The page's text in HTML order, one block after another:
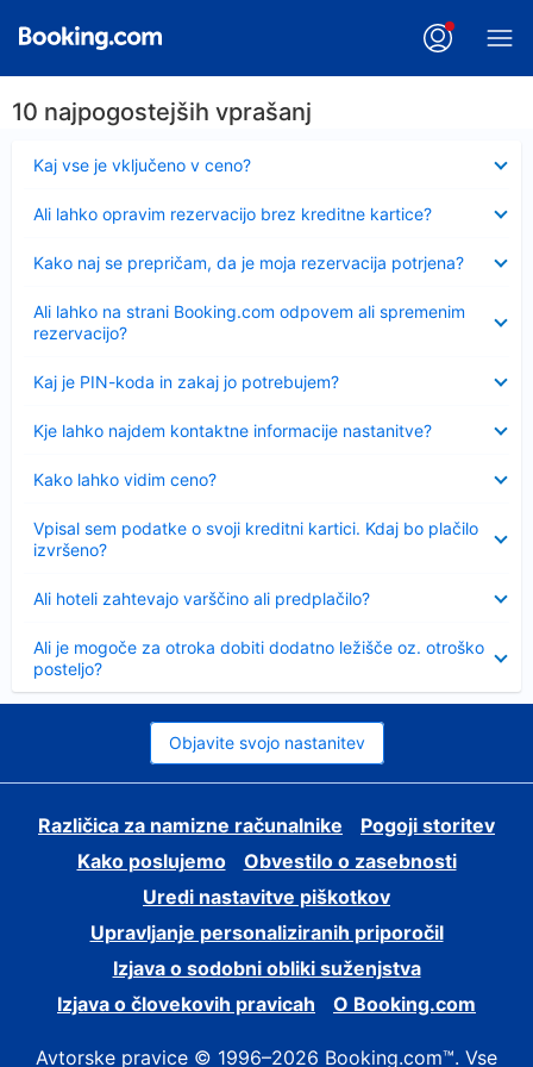
10 najpogostejših vprašanj
Kaj vse je vključeno v ceno?
Ali lahko opravim rezervacijo brez kreditne kartice?
Kako naj se prepričam, da je moja rezervacija potrjena?
Ali lahko na strani Booking.com odpovem ali spremenim
rezervacijo?
Kaj je PIN-koda in zakaj jo potrebujem?
Kje lahko najdem kontaktne informacije nastanitve?
Kako lahko vidim ceno?
Vpisal sem podatke o svoji kreditni kartici. Kdaj bo plačilo
izvršeno?
Ali hoteli zahtevajo varščino ali predplačilo?
Ali je mogoče za otroka dobiti dodatno ležišče oz. otroško
posteljo?
Objavite svojo nastanitev
Različica za namizne računalnike
Pogoji storitev
Kako poslujemo
Obvestilo o zasebnosti
Uredi nastavitve piškotkov
Upravljanje personaliziranih priporočil
Izjava o sodobni obliki suženjstva
Izjava o človekovih pravicah
O Booking.com
Avtorske pravice © 1996–2026 Booking.com™. Vse